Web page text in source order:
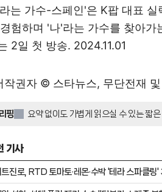
는 가수-스페인'은 K팝 대표
험하며 '나'라는 가수를 찾아
2일 첫 방송. 2024.11.01
작권자 © 스타뉴스, 무단전재
핑 요약 없이도 가볍게 읽으실 수 있는 짧
기사
진로, RTD 토마토·레몬·수박 '테라 스파클링'